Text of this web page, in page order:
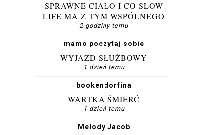
SPRAWNE CIAŁO I CO SLOW
LIFE MA Z TYM WSPÓLNEGO
2 godziny temu
mamo poczytaj sobie
WYJAZD SŁUŻBOWY
1 dzień temu
bookendorfina
WARTKA ŚMIERĆ
1 dzień temu
Melody Jacob